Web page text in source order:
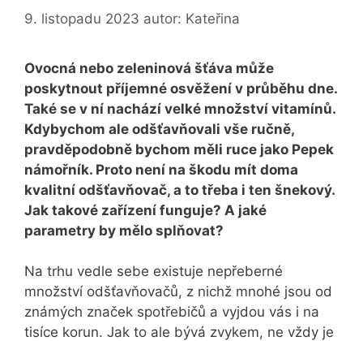
9. listopadu 2023 autor: Kateřina
Ovocná nebo zeleninová šťáva může
poskytnout příjemné osvěžení v průběhu dne.
Také se v ní nachází velké množství vitamínů.
Kdybychom ale odšťavňovali vše ručně,
pravděpodobně bychom měli ruce jako Pepek
námořník. Proto není na škodu mít doma
kvalitní odšťavňovač, a to třeba i ten šnekový.
Jak takové zařízení funguje? A jaké
parametry by mělo splňovat?
Na trhu vedle sebe existuje nepřeberné
množství odšťavňovačů, z nichž mnohé jsou od
známých značek spotřebičů a vyjdou vás i na
tisíce korun. Jak to ale bývá zvykem, ne vždy je